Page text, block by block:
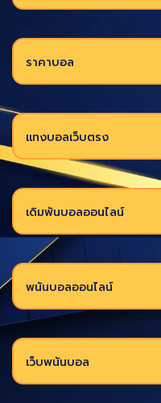
ราคาบอล
แทงบอลเว็บตรง
เดิมพันบอลออนไลน์
พนันบอลออนไลน์
เว็บพนันบอล